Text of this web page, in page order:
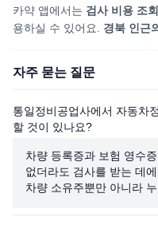
카약 앱에서는 검사 비용 조
용하실 수 있어요. 경북 인근
자주 묻는 질문
통일정비공업사에서 자동차
할 것이 있나요?
차량 등록증과 보험 영수
없더라도 검사를 받는 데
차량 소유주뿐만 아니라